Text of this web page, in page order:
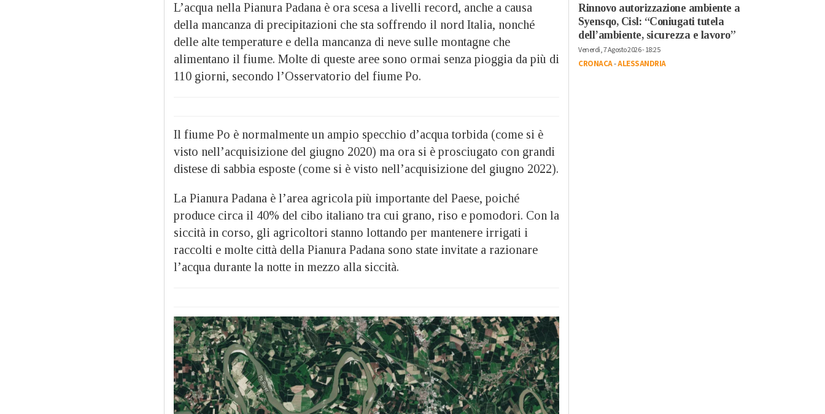
L’acqua nella Pianura Padana è ora scesa a livelli record, anche a causa
della mancanza di precipitazioni che sta soffrendo il nord Italia, nonché
delle alte temperature e della mancanza di neve sulle montagne che
alimentano il fiume. Molte di queste aree sono ormai senza pioggia da più di
110 giorni, secondo l’Osservatorio del fiume Po.
Il fiume Po è normalmente un ampio specchio d’acqua torbida (come si è
visto nell’acquisizione del giugno 2020) ma ora si è prosciugato con grandi
distese di sabbia esposte (come si è visto nell’acquisizione del giugno 2022).
La Pianura Padana è l’area agricola più importante del Paese, poiché
produce circa il 40% del cibo italiano tra cui grano, riso e pomodori. Con la
siccità in corso, gli agricoltori stanno lottando per mantenere irrigati i
raccolti e molte città della Pianura Padana sono state invitate a razionare
l’acqua durante la notte in mezzo alla siccità.
Rinnovo autorizzazione ambiente a
Syensqo, Cisl: “Coniugati tutela
dell’ambiente, sicurezza e lavoro”
Venerdì, 7 Agosto 2026 - 18:25
CRONACA-ALESSANDRIA